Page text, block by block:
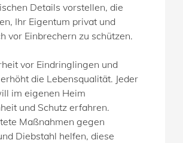
Details vorstellen, die
Ihr Eigentum privat und
vor Einbrechern zu schützen.
vor Eindringlingen und
die Lebensqualität. Jeder
im eigenen Heim
und Schutz erfahren.
Maßnahmen gegen
Diebstahl helfen, diese